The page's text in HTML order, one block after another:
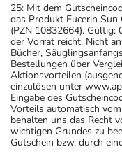
25: Mit dem
das Produkt Eucerin
(PZN 10832664). Gültig:
der Vorrat reicht. Nicht
Bücher,
Bestellungen über
Aktionsvorteilen
einzulösen unter
Eingabe des
Vorteils automatisch
behalten uns das Recht
wichtigen Grundes zu
Gutschein bzw. durch